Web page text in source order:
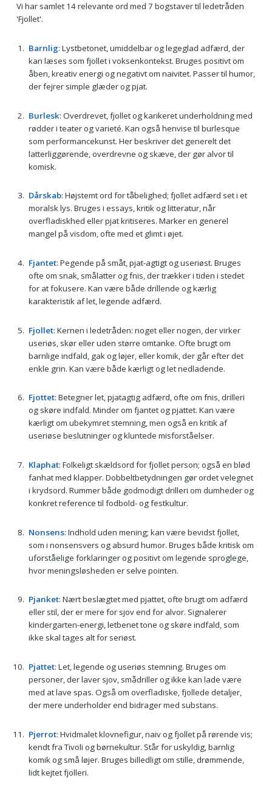
Vi har samlet 14 relevante ord med 7 bogstaver til ledetråden
'Fjollet'.
Barnlig: Lystbetonet, umiddelbar og legeglad adfærd, der
kan læses som fjollet i voksenkontekst. Bruges positivt om
åben, kreativ energi og negativt om naivitet. Passer til humor,
der fejrer simple glæder og pjat.
Burlesk: Overdrevet, fjollet og karikeret underholdning med
rødder i teater og varieté. Kan også henvise til burlesque
som performancekunst. Her beskriver det generelt det
latterliggørende, overdrevne og skæve, der gør alvor til
komisk.
Dårskab: Højstemt ord for tåbelighed; fjollet adfærd set i et
moralsk lys. Bruges i essays, kritik og litteratur, når
overfladiskhed eller pjat kritiseres. Marker en generel
mangel på visdom, ofte med et glimt i øjet.
Fjantet: Pegende på småt, pjat-agtigt og useriøst. Bruges
ofte om snak, smålatter og fnis, der trækker i tiden i stedet
for at fokusere. Kan være både drillende og kærlig
karakteristik af let, legende adfærd.
Fjollet: Kernen i ledetråden: noget eller nogen, der virker
useriøs, skør eller uden større omtanke. Ofte brugt om
barnlige indfald, gak og løjer, eller komik, der går efter det
enkle grin. Kan være både kærligt og let nedladende.
Fjottet: Betegner let, pjatagtig adfærd, ofte om fnis, drilleri
og skøre indfald. Minder om fjantet og pjattet. Kan være
kærligt om ubekymret stemning, men også en kritik af
useriøse beslutninger og kluntede misforståelser.
Klaphat: Folkeligt skældsord for fjollet person; også en blød
fanhat med klapper. Dobbeltbetydningen gør ordet velegnet
i krydsord. Rummer både godmodigt drilleri om dumheder og
konkret reference til fodbold- og festkultur.
Nonsens: Indhold uden mening; kan være bevidst fjollet,
som i nonsensvers og absurd humor. Bruges både kritisk om
uforståelige forklaringer og positivt om legende sproglege,
hvor meningsløsheden er selve pointen.
Pjanket: Nært beslægtet med pjattet, ofte brugt om adfærd
eller stil, der er mere for sjov end for alvor. Signalerer
kindergarten-energi, letbenet tone og skøre indfald, som
ikke skal tages alt for seriøst.
Pjattet: Let, legende og useriøs stemning. Bruges om
personer, der laver sjov, smådriller og ikke kan lade være
med at lave spas. Også om overfladiske, fjollede detaljer,
der mere underholder end bidrager med substans.
Pjerrot: Hvidmalet klovnefigur, naiv og fjollet på rørende vis;
kendt fra Tivoli og børnekultur. Står for uskyldig, barnlig
komik og små løjer. Bruges billedligt om stille, drømmende,
lidt kejtet fjolleri.